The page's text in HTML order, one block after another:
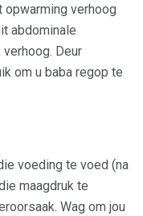
verhoog
abdominale
Deur
om u baba regop te
voeding te voed (na
maagdruk te
Wag om jou